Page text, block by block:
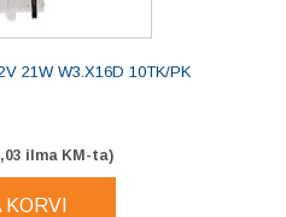
21W W3.X16D 10TK/PK
ilma KM-ta)
KORVI